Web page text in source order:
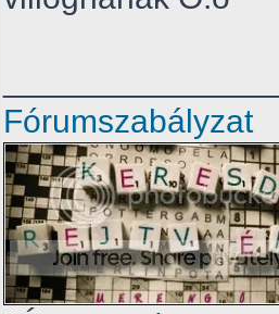
Fórumszabályzat